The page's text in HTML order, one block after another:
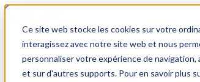
Ce site web stocke les cookies sur votre
interagissez avec notre site web et nous
personnaliser votre expérience de
et sur d'autres supports. Pour en savoir plus
Trouver un emploi